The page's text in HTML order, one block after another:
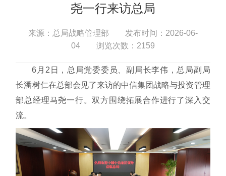
尧一行来访总局
来源：总局战略管理部 发布时间：2026-06-
04 浏览次数： 2159
6月2日，总局党委委员、副局长李伟，总局副局
长潘树仁在总部会见了来访的中信集团战略与投资管理
部总经理马尧一行。双方围绕拓展合作进行了深入交
流。